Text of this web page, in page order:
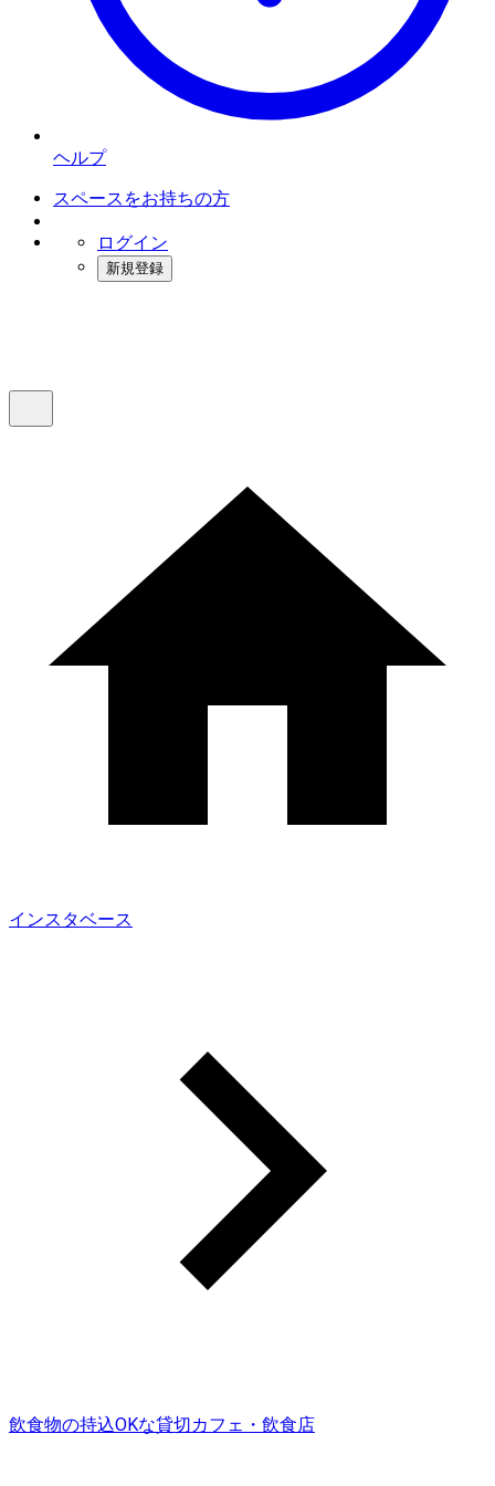
ヘルプ
スペースをお持ちの方
ログイン
新規登録
インスタベース
飲食物の持込OKな貸切カフェ・飲食店